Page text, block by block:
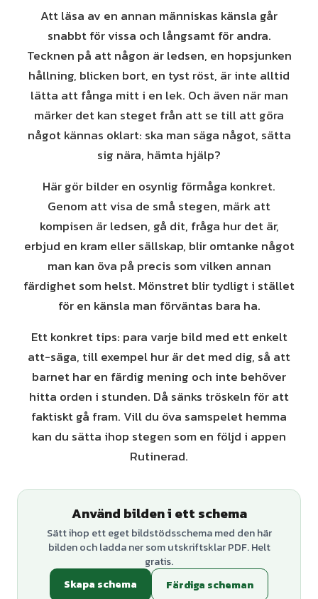
Att läsa av en annan människas känsla går
snabbt för vissa och långsamt för andra.
Tecknen på att någon är ledsen, en hopsjunken
hållning, blicken bort, en tyst röst, är inte alltid
lätta att fånga mitt i en lek. Och även när man
märker det kan steget från att se till att göra
något kännas oklart: ska man säga något, sätta
sig nära, hämta hjälp?
Här gör bilder en osynlig förmåga konkret.
Genom att visa de små stegen, märk att
kompisen är ledsen, gå dit, fråga hur det är,
erbjud en kram eller sällskap, blir omtanke något
man kan öva på precis som vilken annan
färdighet som helst. Mönstret blir tydligt i stället
för en känsla man förväntas bara ha.
Ett konkret tips: para varje bild med ett enkelt
att-säga, till exempel hur är det med dig, så att
barnet har en färdig mening och inte behöver
hitta orden i stunden. Då sänks tröskeln för att
faktiskt gå fram. Vill du öva samspelet hemma
kan du sätta ihop stegen som en följd i appen
Rutinerad.
Använd bilden i ett schema
Sätt ihop ett eget bildstödsschema med den här
bilden och ladda ner som utskriftsklar PDF. Helt
gratis.
Skapa schema
Färdiga scheman